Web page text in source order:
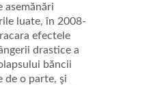
asemănări
luate, în 2008-
efectele
drastice a
băncii
de o parte, şi